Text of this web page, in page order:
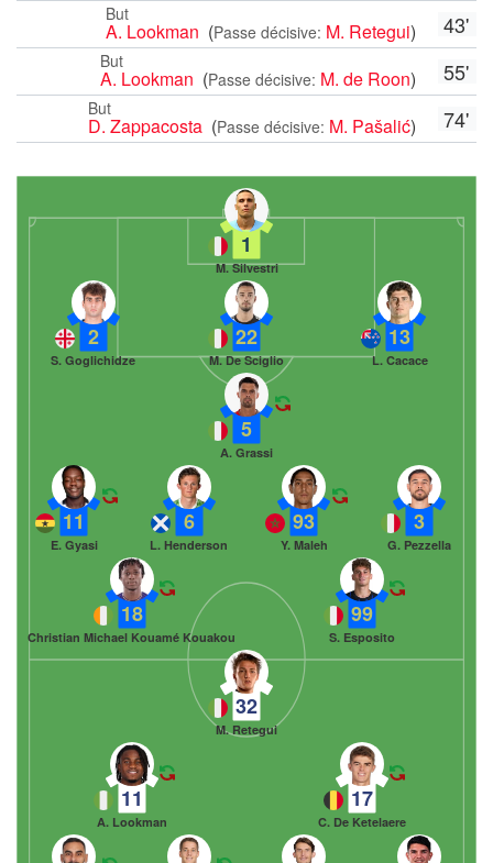
43'
But
A. Lookman (Passe décisive: M. Retegui)
55'
But
A. Lookman (Passe décisive: M. de Roon)
74'
But
D. Zappacosta (Passe décisive: M. Pašalić)
1
M. Silvestri
13
L. Cacace
22
M. De Sciglio
2
S. Goglichidze
5
A. Grassi
3
G. Pezzella
93
Y. Maleh
6
L. Henderson
11
E. Gyasi
99
S. Esposito
18
Christian Michael Kouamé Kouakou
11
A. Lookman
17
C. De Ketelaere
32
M. Retegui